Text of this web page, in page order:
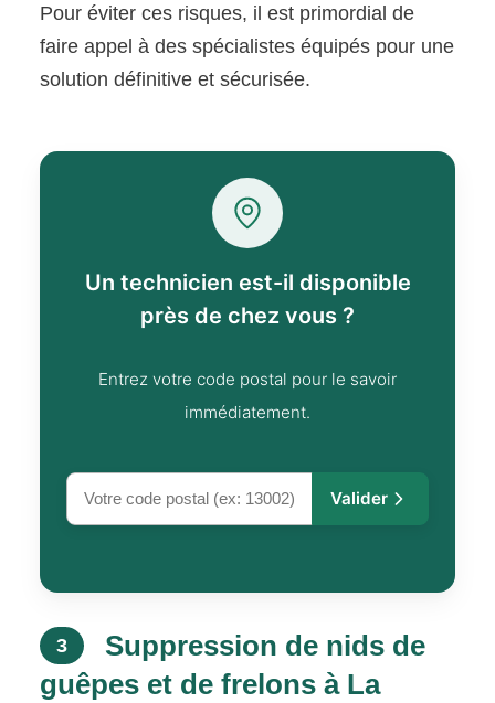
Pour éviter ces risques, il est primordial de
faire appel à des spécialistes équipés pour une
solution définitive et sécurisée.
Un technicien est-il disponible
près de chez vous ?
Entrez votre code postal pour le savoir
immédiatement.
Valider
3
Suppression de nids de
guêpes et de frelons à La